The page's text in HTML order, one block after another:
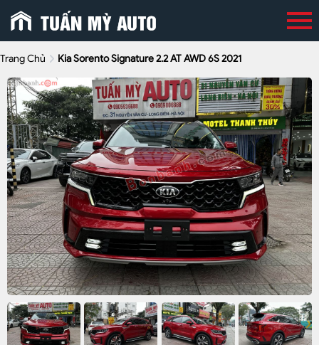
Trang Chủ Kia Sorento Signature 2.2 AT AWD 6S 2021